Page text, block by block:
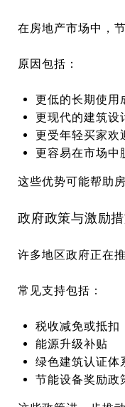
在房地产市场中，
原因包括：
更低的长期使用
更现代的建筑设
更受年轻买家欢
更容易在市场中
这些优势可能帮助
政府政策与激励
许多地区政府正在
常见支持包括：
税收减免或抵扣
能源升级补贴
绿色建筑认证体
节能设备奖励政